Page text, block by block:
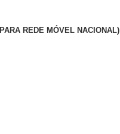
REDE MÓVEL NACIONAL)